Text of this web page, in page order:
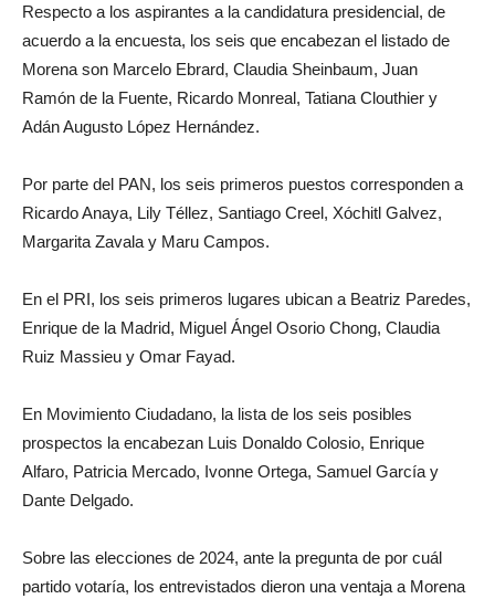
Respecto a los aspirantes a la candidatura presidencial, de
acuerdo a la encuesta, los seis que encabezan el listado de
Morena son Marcelo Ebrard, Claudia Sheinbaum, Juan
Ramón de la Fuente, Ricardo Monreal, Tatiana Clouthier y
Adán Augusto López Hernández.
Por parte del PAN, los seis primeros puestos corresponden a
Ricardo Anaya, Lily Téllez, Santiago Creel, Xóchitl Galvez,
Margarita Zavala y Maru Campos.
En el PRI, los seis primeros lugares ubican a Beatriz Paredes,
Enrique de la Madrid, Miguel Ángel Osorio Chong, Claudia
Ruiz Massieu y Omar Fayad.
En Movimiento Ciudadano, la lista de los seis posibles
prospectos la encabezan Luis Donaldo Colosio, Enrique
Alfaro, Patricia Mercado, Ivonne Ortega, Samuel García y
Dante Delgado.
Sobre las elecciones de 2024, ante la pregunta de por cuál
partido votaría, los entrevistados dieron una ventaja a Morena